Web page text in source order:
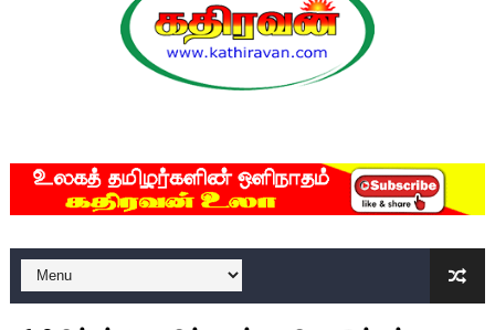
பாலச்சந்திரன் மற்றும் தன்னிடம் படித்த மாணவர்கள் தொடர்பில்
பிரிட்டனால் கடத்தப்படும் நிலையில் இலங்கைத் தமிழ்
கைது செய்யப்பட்ட இளைஞன் உயிரிழப்பு - கொதித்தெழுந்த
தடுப்பூசியை பெற்றுக் கொள்ளக் கூடிய இடங்கள்...
சிறுமியை பாலியல் வன்கொடுமை செய்த முதியவருக்கு
பிரபல நடிகை தூக்கிட்டு தற்கொலை!